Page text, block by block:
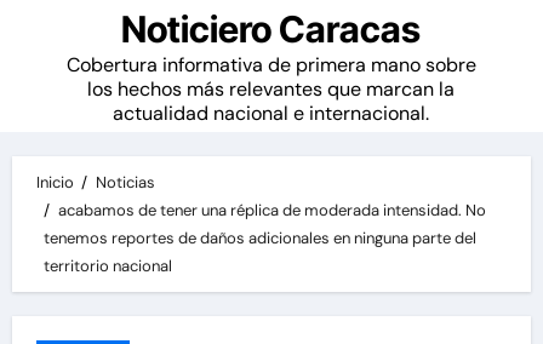
Noticiero Caracas
Cobertura informativa de primera mano sobre
los hechos más relevantes que marcan la
actualidad nacional e internacional.
Inicio
Noticias
acabamos de tener una réplica de moderada intensidad. No
tenemos reportes de daños adicionales en ninguna parte del
territorio nacional